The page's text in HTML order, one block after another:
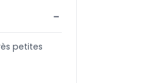
petites